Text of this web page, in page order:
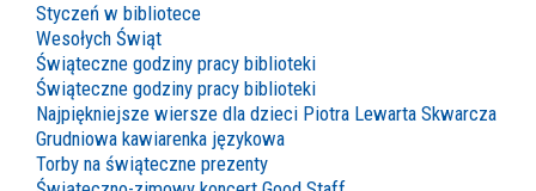
Styczeń w bibliotece
Wesołych Świąt
Świąteczne godziny pracy biblioteki
Świąteczne godziny pracy biblioteki
Najpiękniejsze wiersze dla dzieci Piotra Lewarta Skwarcza
Grudniowa kawiarenka językowa
Torby na świąteczne prezenty